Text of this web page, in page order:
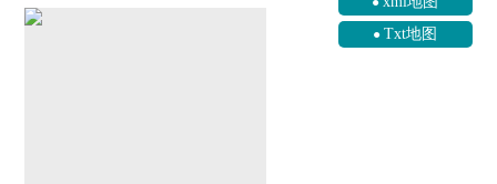
Txt地图